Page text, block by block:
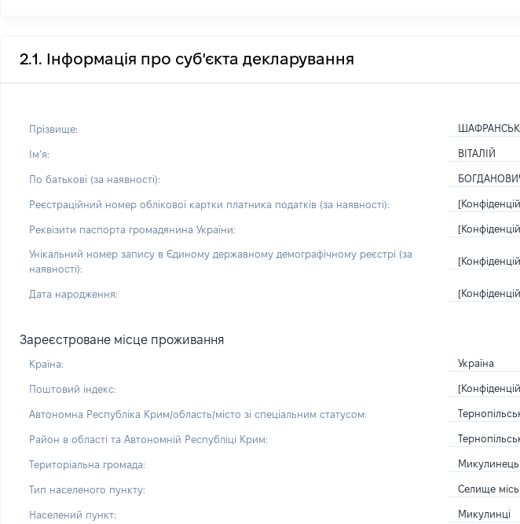
2.1. Інформація про суб'єкта декларування
Прізвище:
Імʼя: ВІТАЛІЙ
По батькові (за наявності):
Реєстраційний номер облікової картки платника податків (за наявності):
Реквізити паспорта громадянина України:
Унікальний номер запису в Єдиному державному демографічному реєстрі (за
наявності):
Дата народження:
Зареєстроване місце проживання
Країна: Україна
Поштовий індекс:
Автономна Республіка Крим/область/місто зі спеціальним статусом:
Район в області та Автономній Республіці Крим:
Територіальна громада:
Тип населеного пункту: Селище
Населений пункт: Микулинці